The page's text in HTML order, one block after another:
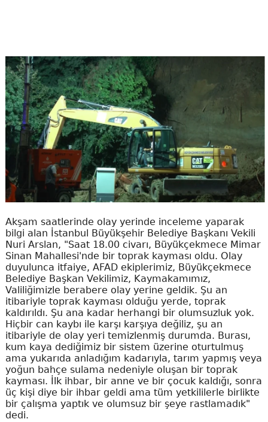
Akşam saatlerinde olay yerinde inceleme yaparak
bilgi alan İstanbul Büyükşehir Belediye Başkanı Vekili
Nuri Arslan, "Saat 18.00 civarı, Büyükçekmece Mimar
Sinan Mahallesi'nde bir toprak kayması oldu. Olay
duyulunca itfaiye, AFAD ekiplerimiz, Büyükçekmece
Belediye Başkan Vekilimiz, Kaymakamımız,
Valiliğimizle berabere olay yerine geldik. Şu an
itibariyle toprak kayması olduğu yerde, toprak
kaldırıldı. Şu ana kadar herhangi bir olumsuzluk yok.
Hiçbir can kaybı ile karşı karşıya değiliz, şu an
itibariyle de olay yeri temizlenmiş durumda. Burası,
kum kaya dediğimiz bir sistem üzerine oturtulmuş
ama yukarıda anladığım kadarıyla, tarım yapmış veya
yoğun bahçe sulama nedeniyle oluşan bir toprak
kayması. İlk ihbar, bir anne ve bir çocuk kaldığı, sonra
üç kişi diye bir ihbar geldi ama tüm yetkililerle birlikte
bir çalışma yaptık ve olumsuz bir şeye rastlamadık"
dedi.